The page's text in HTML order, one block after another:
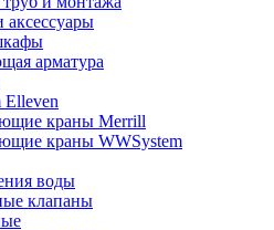
арматура
краны Merrill
краны WWSystem
воды
клапаны